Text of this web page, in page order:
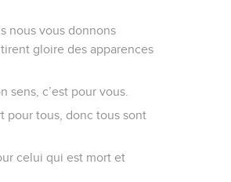
nous vous donnons
gloire des apparences
sens, c’est pour vous.
pour tous, donc tous sont
celui qui est mort et